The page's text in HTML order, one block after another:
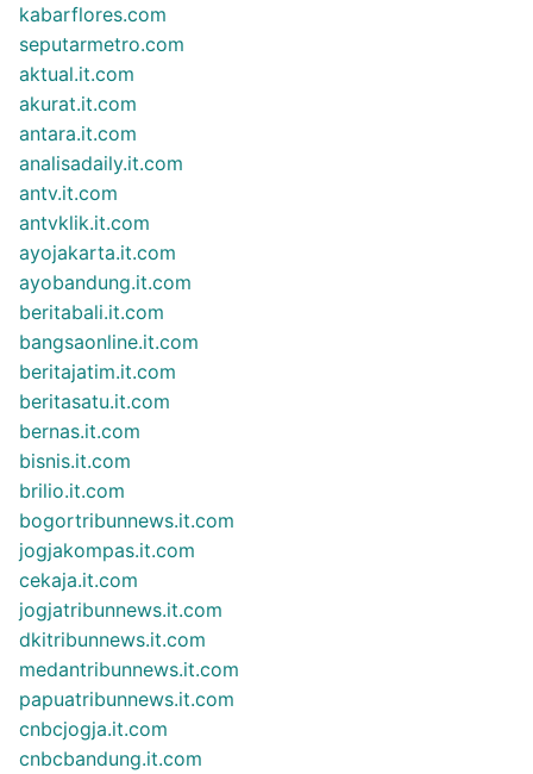
kabarflores.com
seputarmetro.com
aktual.it.com
akurat.it.com
antara.it.com
analisadaily.it.com
antv.it.com
antvklik.it.com
ayojakarta.it.com
ayobandung.it.com
beritabali.it.com
bangsaonline.it.com
beritajatim.it.com
beritasatu.it.com
bernas.it.com
bisnis.it.com
brilio.it.com
bogortribunnews.it.com
jogjakompas.it.com
cekaja.it.com
jogjatribunnews.it.com
dkitribunnews.it.com
medantribunnews.it.com
papuatribunnews.it.com
cnbcjogja.it.com
cnbcbandung.it.com